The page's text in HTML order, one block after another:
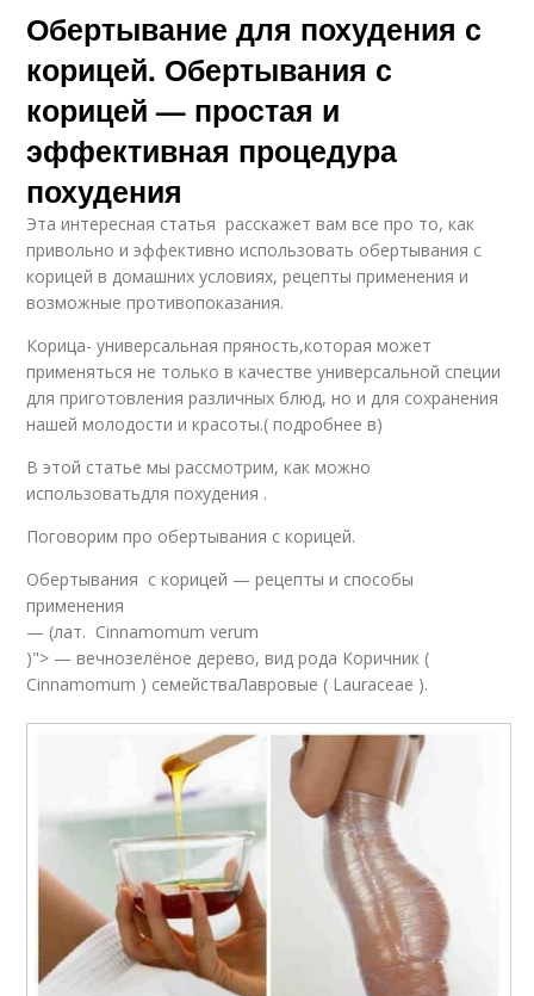
Обертывание для похудения с
корицей. Обертывания с
корицей — простая и
эффективная процедура
похудения
Эта интересная статья расскажет вам все про то, как
привольно и эффективно использовать обертывания с
корицей в домашних условиях, рецепты применения и
возможные противопоказания.
Корица- универсальная пряность,которая может
применяться не только в качестве универсальной специи
для приготовления различных блюд, но и для сохранения
нашей молодости и красоты.( подробнее в)
В этой статье мы рассмотрим, как можно
использоватьдля похудения .
Поговорим про обертывания с корицей.
Обертывания с корицей — рецепты и способы
применения
— (лат. Cinnamomum verum
)"> — вечнозелёное дерево, вид рода Коричник (
Cinnamomum ) семействаЛавровые ( Lauraceae ).